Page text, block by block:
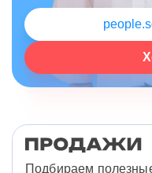
Подбираем